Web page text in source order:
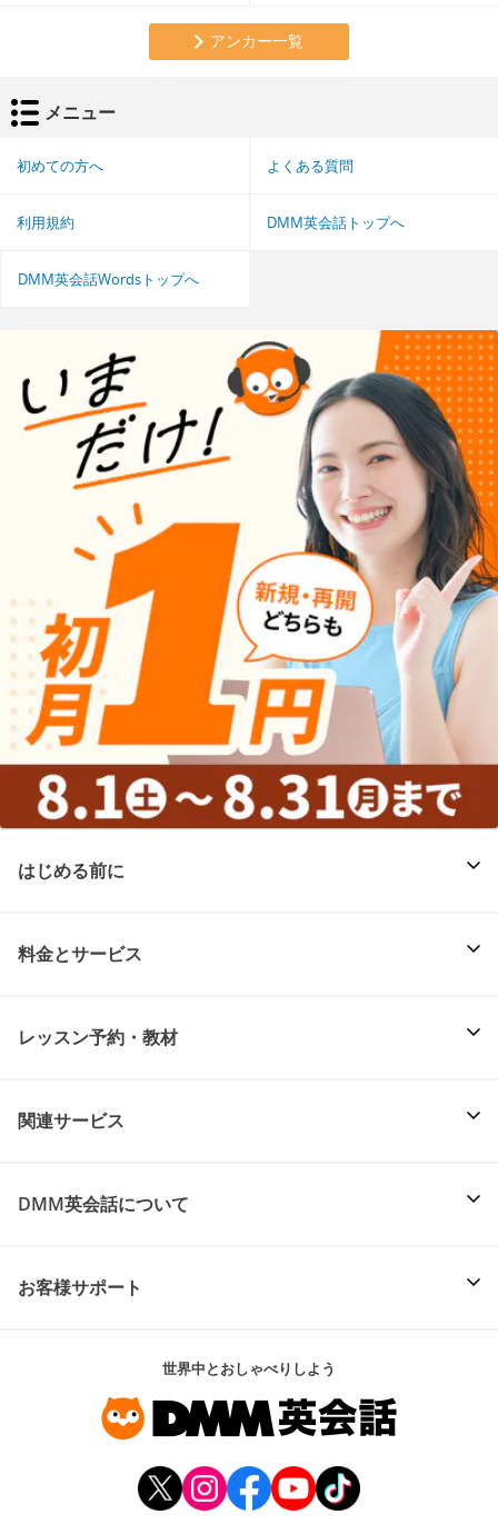
アンカー一覧
メニュー
初めての方へ よくある質問
利用規約 DMM英会話トップへ
DMM英会話Wordsトップへ
はじめる前に
料金とサービス
レッスン予約・教材
関連サービス
DMM英会話について
お客様サポート
世界中とおしゃべりしよう